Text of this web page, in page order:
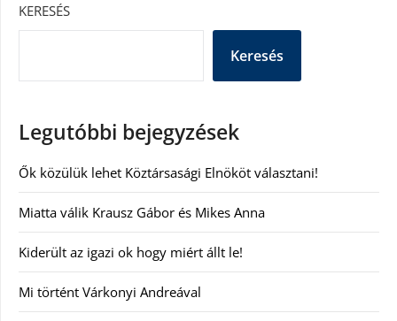
KERESÉS
Keresés
Legutóbbi bejegyzések
Ők közülük lehet Köztársasági Elnököt választani!
Miatta válik Krausz Gábor és Mikes Anna
Kiderült az igazi ok hogy miért állt le!
Mi történt Várkonyi Andreával